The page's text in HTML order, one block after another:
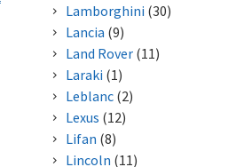
Lamborghini (30)
Lancia (9)
Land Rover(11)
Laraki (1)
Leblanc(2)
Lexus (12)
Lifan (8)
Lincoln (11)